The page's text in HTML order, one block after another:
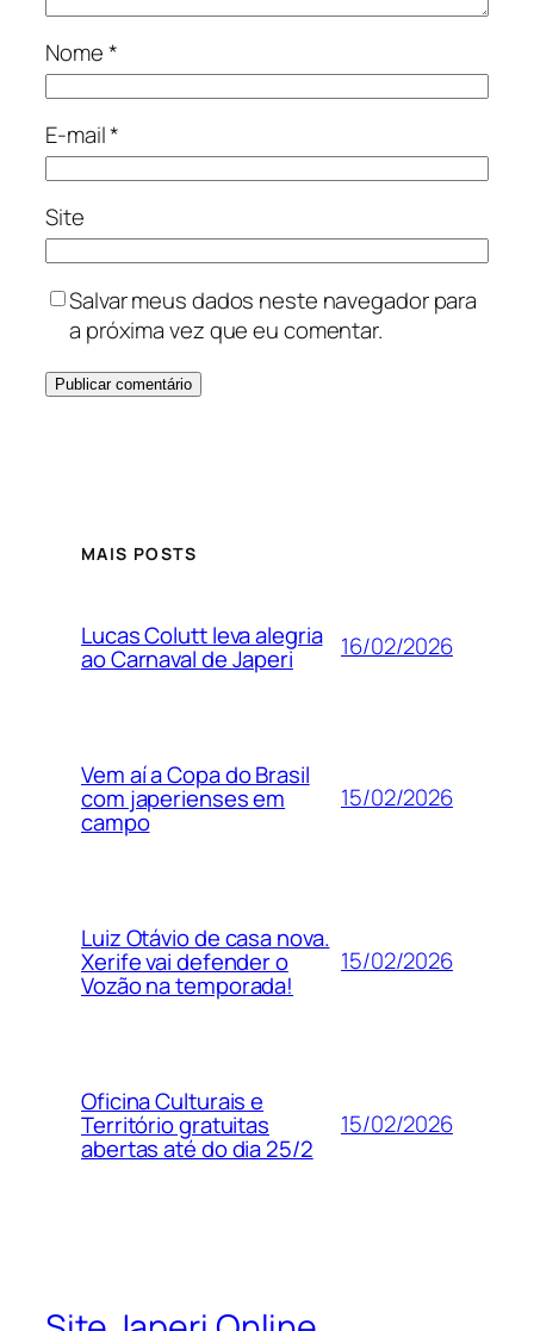
Nome*
E-mail*
Site
Salvar meus dados neste navegador para
a próxima vez que eu comentar.
MAIS POSTS
Lucas Colutt leva alegria
ao Carnaval de Japeri 16/02/2026
Vem aí a Copa do Brasil
com japerienses em
campo
15/02/2026
Luiz Otávio de casa nova.
Xerife vai defender o
Vozão na temporada!
15/02/2026
Oficina Culturais e
Território gratuitas
abertas até do dia 25/2
15/02/2026